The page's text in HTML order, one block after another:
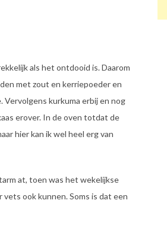
als het ontdooid is. Daarom
met zout en kerriepoeder en
Vervolgens kurkuma erbij en nog
erover. In de oven totdat de
hier kan ik wel heel erg van
at, toen was het wekelijkse
ook kunnen. Soms is dat een